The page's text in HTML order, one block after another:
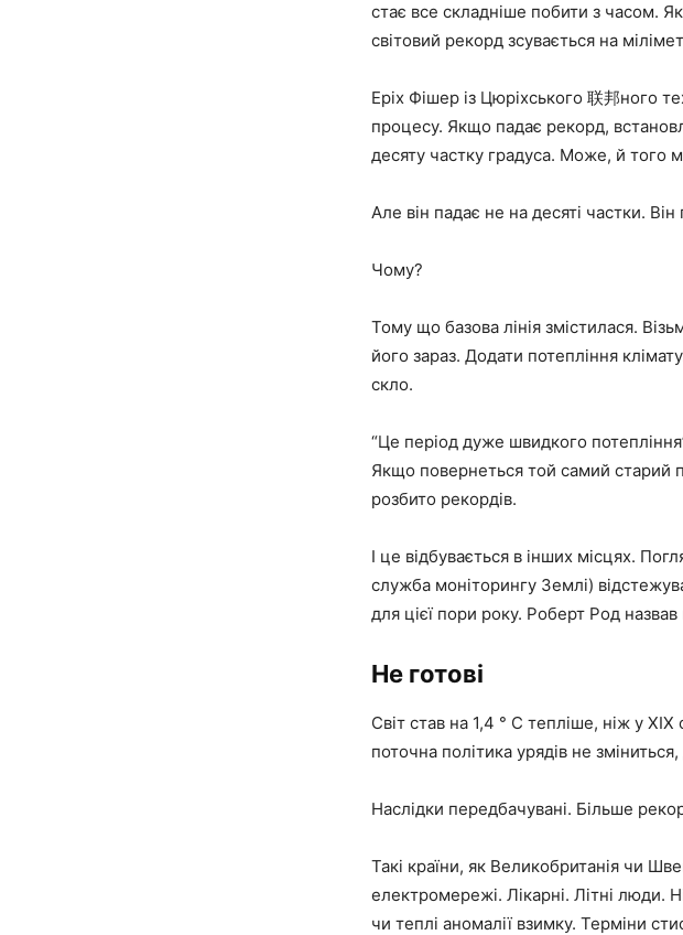
стає все складніше побити з часом.
світовий рекорд зсувається на
Еріх Фішер із Цюріхського 联邦ного
процесу. Якщо падає рекорд,
десяту частку градуса. Може, й того
Але він падає не на десяті частки.
Чому?
Тому що базова лінія змістилася.
його зараз. Додати потепління
скло.
“Це період дуже швидкого
Якщо повернеться той самий старий
розбито рекордів.
І це відбувається в інших місцях.
служба моніторингу Землі)
для цієї пори року. Роберт Род
Не готові
Світ став на 1,4 ° C тепліше, ніж у
поточна політика урядів не
Наслідки передбачувані. Більше
Такі країни, як Великобританія чи
електромережі. Лікарні. Літні люди.
чи теплі аномалії взимку. Терміни